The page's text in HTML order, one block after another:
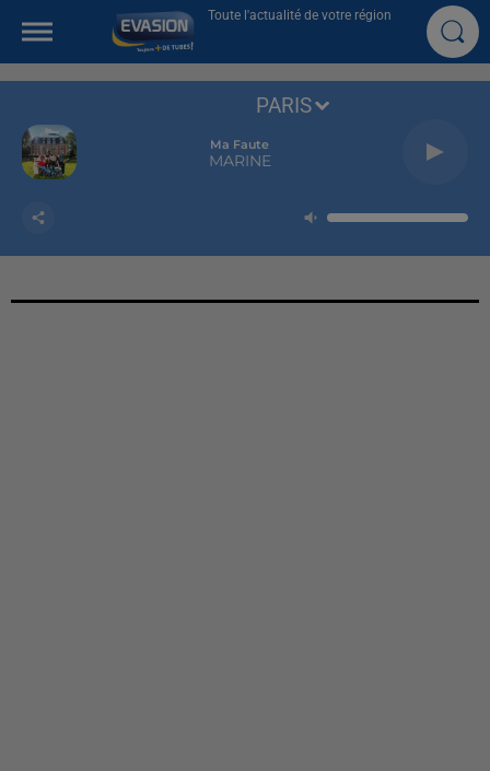
Toute l'actualité de votre région
Ma Faute
MARINE
PARIS